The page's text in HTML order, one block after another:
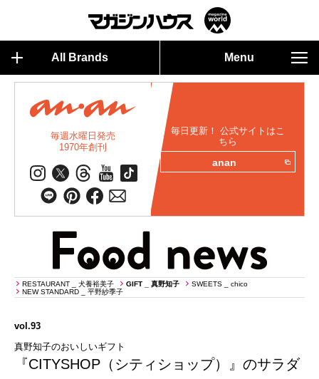
All Brands Menu
毎週水曜日発売
1970年創刊
毎日更新！ 公式サイトはこ
ちら
anan
RESTAURANT _ 犬養裕美子 GIFT _ 真野知子
SWEETS _ chico
NEW STANDARD _ 平野紗季子
vol.93
真野知子のおいしいギフト
『CITYSHOP（シティショップ）』のサラダ